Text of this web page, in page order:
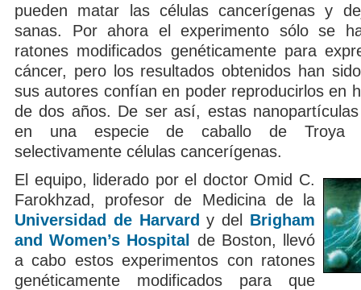
pueden matar las células cancerígenas y
sanas. Por ahora el experimento sólo se
ratones modificados genéticamente para
cáncer, pero los resultados obtenidos han
sus autores confían en poder reproducirlos en
de dos años. De ser así, estas
en una especie de caballo de Troya
selectivamente células cancerígenas.
El equipo, liderado por el doctor Omid C.
Farokhzad, profesor de Medicina de la
Universidad de Harvard y del Brigham
and Women’s Hospital
de Boston, llevó
a cabo estos experimentos con ratones
genéticamente modificados para que